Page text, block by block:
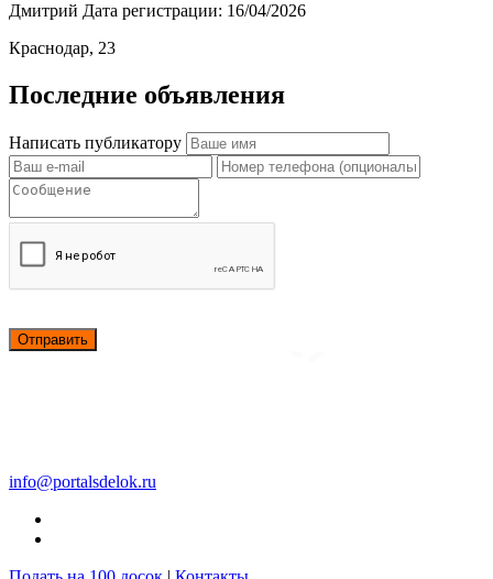
Дмитрий Дата регистрации: 16/04/2026
Краснодар, 23
Последние объявления
Написать публикатору
Отправить
info@portalsdelok.ru